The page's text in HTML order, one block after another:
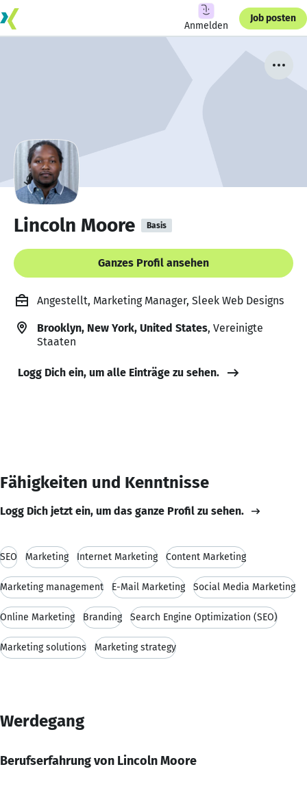
Anmelden
Job posten
Lincoln Moore Basis
Ganzes Profil ansehen
Angestellt, Marketing Manager, Sleek Web Designs
Brooklyn, New York, United States, Vereinigte
Staaten
Logg Dich ein, um alle Einträge zu sehen.
Fähigkeiten und Kenntnisse
Logg Dich jetzt ein, um das ganze Profil zu sehen.
SEO Marketing Internet Marketing Content Marketing
Marketing management E-Mail Marketing Social Media Marketing
Online Marketing Branding Search Engine Optimization (SEO)
Marketing solutions Marketing strategy
Werdegang
Berufserfahrung von Lincoln Moore